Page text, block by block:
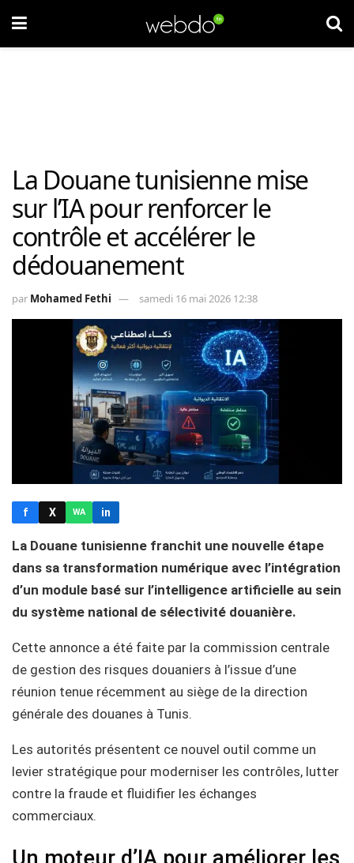
La Douane tunisienne mise
sur l’IA pour renforcer le
contrôle et accélérer le
dédouanement
par Mohamed Fethi samedi 16 mai 2026 12:38
f X WA in
La Douane tunisienne franchit une nouvelle étape
dans sa transformation numérique avec l’intégration
d’un module basé sur l’intelligence artificielle au sein
du système national de sélectivité douanière.
Cette annonce a été faite par la commission centrale
de gestion des risques douaniers à l’issue d’une
réunion tenue récemment au siège de la direction
générale des douanes à Tunis.
Les autorités présentent ce nouvel outil comme un
levier stratégique pour moderniser les contrôles, lutter
contre la fraude et fluidifier les échanges
commerciaux.